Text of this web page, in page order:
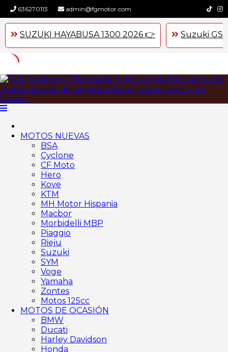
636270113 admin@fgmotor.com
SUZUKI HAYABUSA 1300 2026 👉 Suzuki
Skip
to
content
MOTOS NUEVAS
BSA
Cyclone
CF Moto
Hero
Kove
KTM
MH Motor Hispania
Macbor
Morbidelli MBP
Piaggio
Rieju
Suzuki
SYM
Voge
Yamaha
Zontes
Motos 125cc
MOTOS DE OCASIÓN
BMW
Ducati
Harley Davidson
Honda